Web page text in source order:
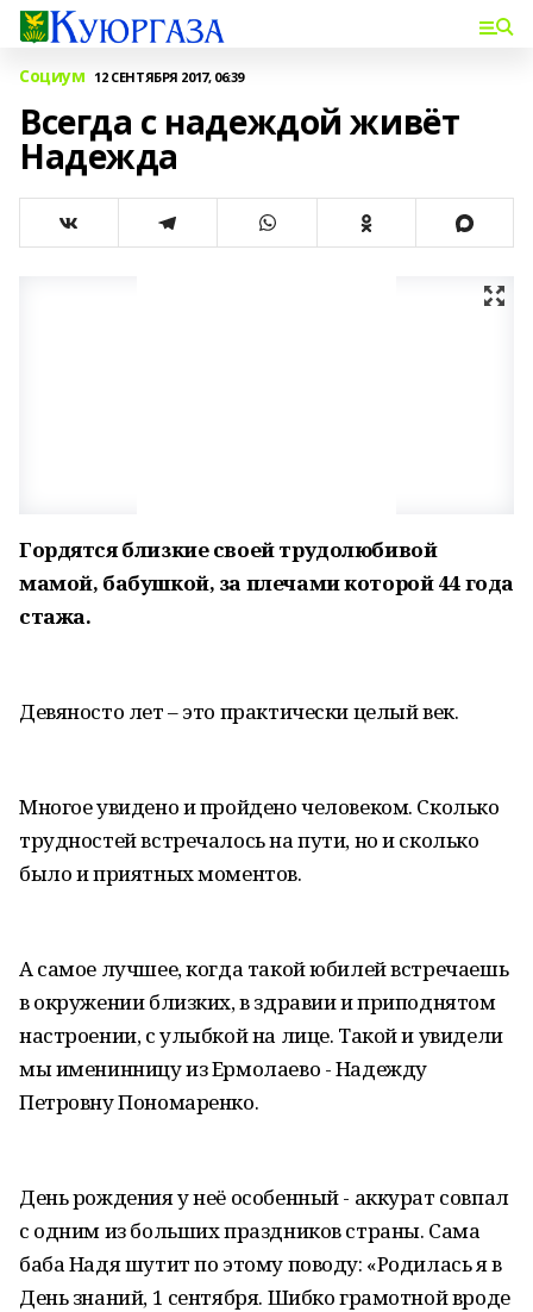
Социум 12 СЕНТЯБРЯ 2017, 06:39
Всегда с надеждой живёт
Надежда
Гордятся близкие своей трудолюбивой
мамой, бабушкой, за плечами которой 44 года
стажа.
Девяносто лет – это практически целый век.
Многое увидено и пройдено человеком. Сколько
трудностей встречалось на пути, но и сколько
было и приятных моментов.
А самое лучшее, когда такой юбилей встречаешь
в окружении близких, в здравии и приподнятом
настроении, с улыбкой на лице. Такой и увидели
мы именинницу из Ермолаево - Надежду
Петровну Пономаренко.
День рождения у неё особенный - аккурат совпал
с одним из больших праздников страны. Сама
баба Надя шутит по этому поводу: «Родилась я в
День знаний, 1 сентября. Шибко грамотной вроде